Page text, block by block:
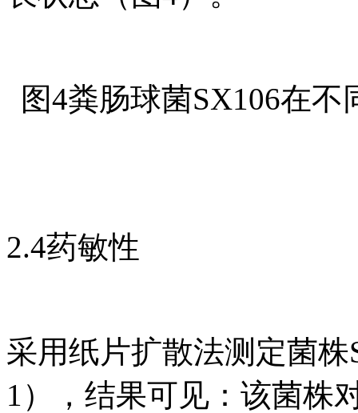
图4粪肠球菌SX106在
2.4药敏性
采用纸片扩散法测定菌
1），结果可见：该菌株